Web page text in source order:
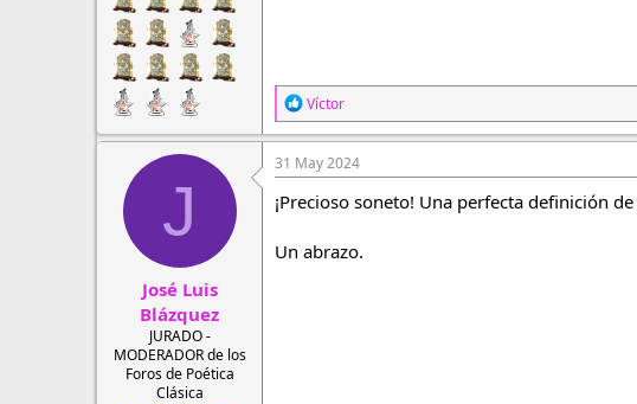
R
e
a
c
c
i
o
e
Víctor
J
José Luis
Blázquez
JURADO -
MODERADOR de los
Foros de Poética
Clásica
31 May 2024
¡Precioso soneto! Una perfecta definición
Un abrazo.